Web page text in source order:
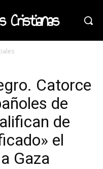
Cristianas
Catorce
de
de
el
Gaza